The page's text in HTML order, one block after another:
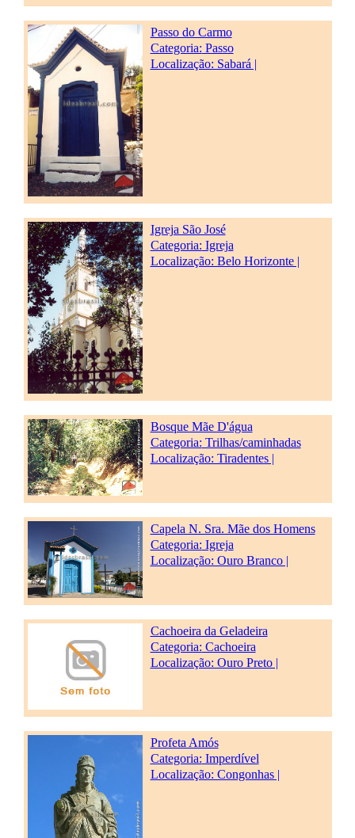
Passo do Carmo
Categoria: Passo
Localização: Sabará |
Igreja São José
Categoria: Igreja
Localização: Belo Horizonte |
Bosque Mãe D'água
Categoria: Trilhas/caminhadas
Localização: Tiradentes |
Capela N. Sra. Mãe dos Homens
Categoria: Igreja
Localização: Ouro Branco |
Cachoeira da Geladeira
Categoria: Cachoeira
Localização: Ouro Preto |
Profeta Amós
Categoria: Imperdível
Localização: Congonhas |